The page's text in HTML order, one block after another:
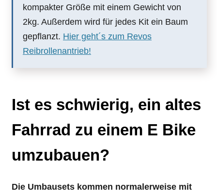
kompakter Größe mit einem Gewicht von
2kg. Außerdem wird für jedes Kit ein Baum
gepflanzt. Hier geht´s zum Revos
Reibrollenantrieb!
Ist es schwierig, ein altes
Fahrrad zu einem E Bike
umzubauen?
Die Umbausets kommen normalerweise mit